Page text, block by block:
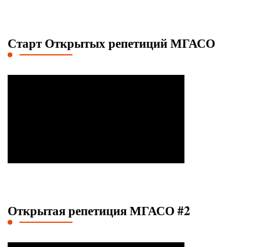
Старт Открытых репетиций МГАСО
Открытая репетиция МГАСО #2